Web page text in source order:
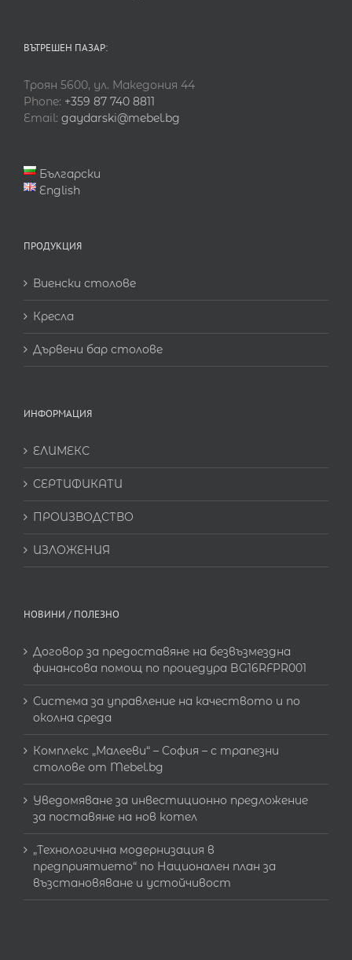
ВЪТРЕШЕН ПАЗАР:
Троян 5600, ул. Македония 44
Phone: +359 87 740 8811
Email: gaydarski@mebel.bg
Български
English
ПРОДУКЦИЯ
Виенски столове
Кресла
Дървени бар столове
ИНФОРМАЦИЯ
ЕЛИМЕКС
СЕРТИФИКАТИ
ПРОИЗВОДСТВО
ИЗЛОЖЕНИЯ
НОВИНИ / ПОЛЕЗНО
Договор за предоставяне на безвъзмездна
финансова помощ по процедура BG16RFPR001
Система за управление на качеството и по
околна среда
Комплекс „Малееви“ – София – с трапезни
столове от Mebel.bg
Уведомяване за инвестиционно предложение
за поставяне на нов котел
„Технологична модернизация в
предприятието“ по Национален план за
възстановяване и устойчивост